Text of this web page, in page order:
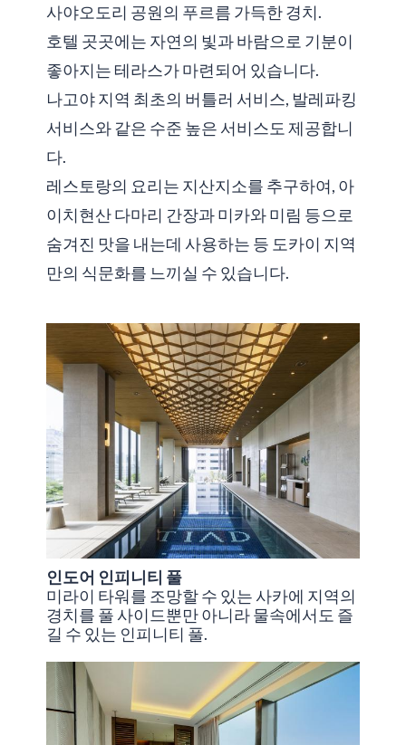
사야오도리 공원의 푸르름 가득한 경치.
호텔 곳곳에는 자연의 빛과 바람으로 기분이
좋아지는 테라스가 마련되어 있습니다.
나고야 지역 최초의 버틀러 서비스, 발레파킹
서비스와 같은 수준 높은 서비스도 제공합니
다.
레스토랑의 요리는 지산지소를 추구하여, 아
이치현산 다마리 간장과 미카와 미림 등으로
숨겨진 맛을 내는데 사용하는 등 도카이 지역
만의 식문화를 느끼실 수 있습니다.
인도어 인피니티 풀
미라이 타워를 조망할 수 있는 사카에 지역의
경치를 풀 사이드뿐만 아니라 물속에서도 즐
길 수 있는 인피니티 풀.